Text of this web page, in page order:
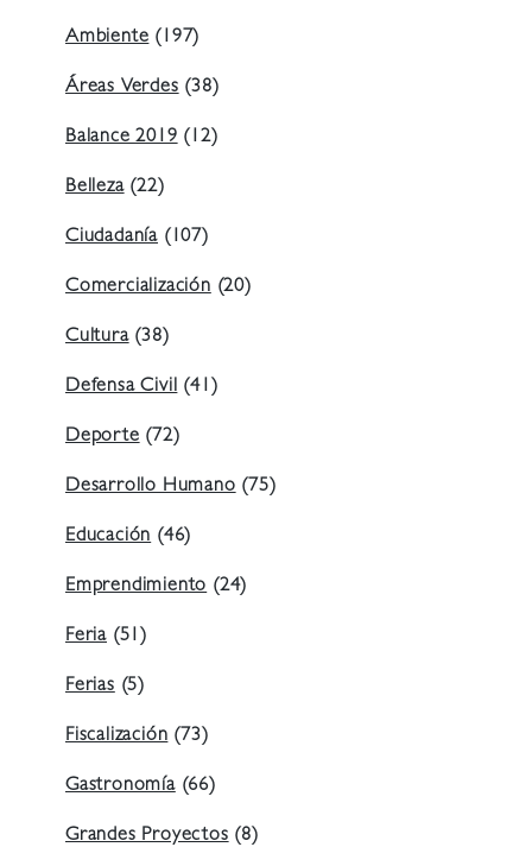
Ambiente(197)
Áreas Verdes(38)
Balance 2019(12)
Belleza(22)
Ciudadanía (107)
Comercialización(20)
Cultura(38)
Defensa Civil(41)
Deporte(72)
Desarrollo Humano(75)
Educación(46)
Emprendimiento(24)
Feria (51)
Ferias(5)
Fiscalización(73)
Gastronomía(66)
Grandes Proyectos(8)